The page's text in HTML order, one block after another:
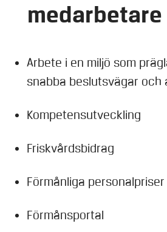
medarbetare
Arbete i en miljö som
snabba beslutsvägar och
Kompetensutveckling
Friskvårdsbidrag
Förmånliga personalpriser
Förmånsportal